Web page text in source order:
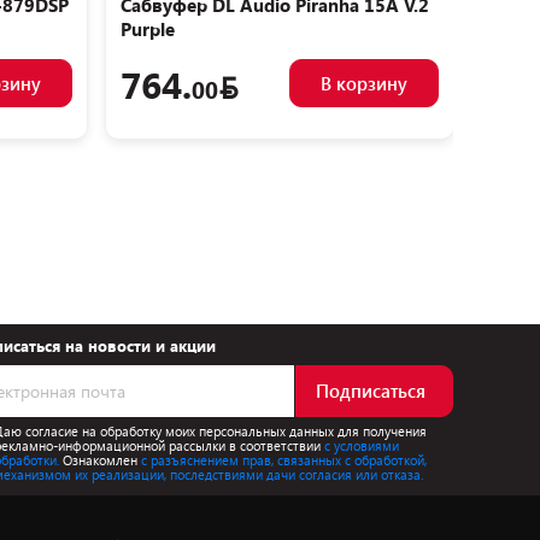
Сабвуфер DL Audio Piranha 15A V.2
Purple
764.00 В корзину
на новости и акции
Подписаться
согласие на обработку моих персональных данных для получения
информационной рассылки в соответствиис условиями
Ознакомлен с разъяснением прав, связанных с обработкой,
их реализации, последствиями дачи согласия или отказа.